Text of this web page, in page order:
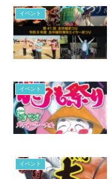
イベント
イベント
イベント